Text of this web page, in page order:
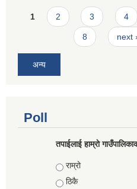
Pages
1 2 3 4
8 next ›
अन्य
Poll
तपाईलाई हाम्राे
Choices
राम्रो
ठिकै